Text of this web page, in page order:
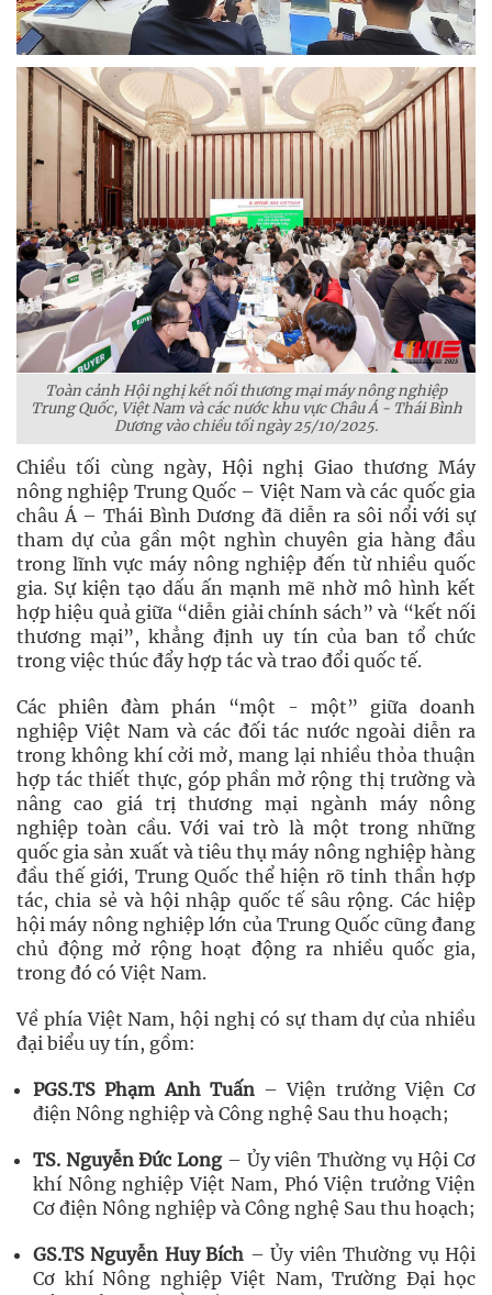
Toàn cảnh Hội nghị kết nối thương mại máy nông nghiệp
Trung Quốc, Việt Nam và các nước khu vực Châu Á - Thái Bình
Dương vào chiều tối ngày 25/10/2025.
Chiều tối cùng ngày, Hội nghị Giao thương Máy
nông nghiệp Trung Quốc – Việt Nam và các quốc gia
châu Á – Thái Bình Dương đã diễn ra sôi nổi với sự
tham dự của gần một nghìn chuyên gia hàng đầu
trong lĩnh vực máy nông nghiệp đến từ nhiều quốc
gia. Sự kiện tạo dấu ấn mạnh mẽ nhờ mô hình kết
hợp hiệu quả giữa “diễn giải chính sách” và “kết nối
thương mại”, khẳng định uy tín của ban tổ chức
trong việc thúc đẩy hợp tác và trao đổi quốc tế.
Các phiên đàm phán “một - một” giữa doanh
nghiệp Việt Nam và các đối tác nước ngoài diễn ra
trong không khí cởi mở, mang lại nhiều thỏa thuận
hợp tác thiết thực, góp phần mở rộng thị trường và
nâng cao giá trị thương mại ngành máy nông
nghiệp toàn cầu. Với vai trò là một trong những
quốc gia sản xuất và tiêu thụ máy nông nghiệp hàng
đầu thế giới, Trung Quốc thể hiện rõ tinh thần hợp
tác, chia sẻ và hội nhập quốc tế sâu rộng. Các hiệp
hội máy nông nghiệp lớn của Trung Quốc cũng đang
chủ động mở rộng hoạt động ra nhiều quốc gia,
trong đó có Việt Nam.
Về phía Việt Nam, hội nghị có sự tham dự của nhiều
đại biểu uy tín, gồm:
PGS.TS Phạm Anh Tuấn– Viện trưởng Viện Cơ
điện Nông nghiệp và Công nghệ Sau thu hoạch;
TS. Nguyễn Đức Long– Ủy viên Thường vụ Hội Cơ
khí Nông nghiệp Việt Nam, Phó Viện trưởng Viện
Cơ điện Nông nghiệp và Công nghệ Sau thu hoạch;
GS.TS Nguyễn Huy Bích – Ủy viên Thường vụ Hội
Cơ khí Nông nghiệp Việt Nam, Trường Đại học